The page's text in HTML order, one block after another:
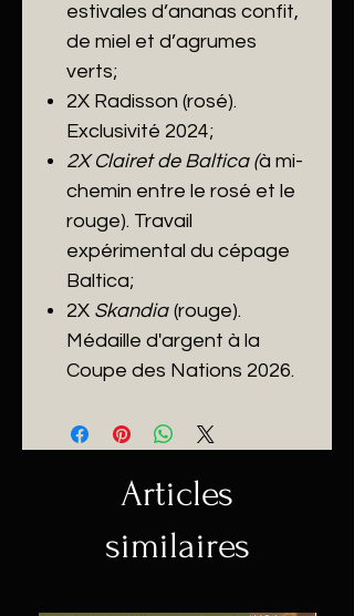
estivales d’ananas confit,
de miel et d’agrumes
verts;
2X Radisson (rosé).
Exclusivité 2024;
2X Clairet de Baltica (à mi-
chemin entre le rosé et le
rouge). Travail
expérimental du cépage
Baltica;
2X Skandia (rouge).
Médaille d'argent à la
Coupe des Nations 2026.
Articles
similaires